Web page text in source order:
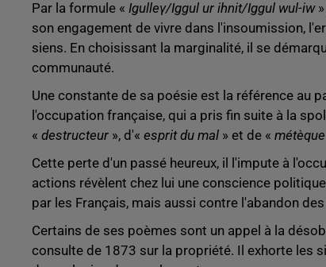
Par la formule « Igulleγ/Iggul ur ihnit/Iggul wul-iw»
son engagement de vivre dans l'insoumission,
siens. En choisissant la marginalité, il se
communauté.
Une constante de sa poésie est la référence au
l'occupation française, qui a pris fin suite à la
« destructeur », d'« esprit du mal » et de « métèque
Cette perte d'un passé heureux, il l'impute à
actions révèlent chez lui une conscience
par les Français, mais aussi contre l'abandon
Certains de ses poèmes sont un appel à la
consulte de 1873 sur la propriété. Il exhorte les